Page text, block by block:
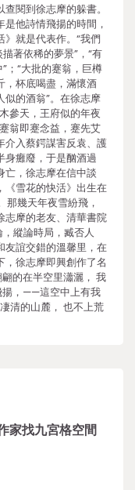
閱到徐志摩的躲書。
他詩情飛揚的時間，
就是代表作。“我們
著依稀的夢景”，“有
；“大批的蹇翁，巨樽
，杯底喝盡，滿懷酒
的酒翁”。在徐志摩
參天，王府似的年夜
翁即蹇念益，蹇先艾
介入蔡鍔謀害反袁、護
身癱廢，于是酗酒過
亡，徐志摩在信中談
《雪花的快活》出生在
那幾天年夜雪紛飛，
志摩的老友、清華書院
縱論時局，臧否人
友誼交錯的溫馨里，在
徐志摩即興創作了名
的在半空里瀟灑， 我
，——這空中上有我
清的山麓， 也不上荒
家找九宮格空間